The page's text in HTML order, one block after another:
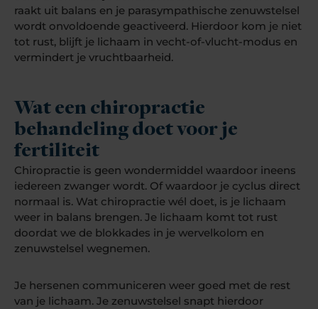
raakt uit balans en je parasympathische zenuwstelsel
wordt onvoldoende geactiveerd. Hierdoor kom je niet
tot rust, blijft je lichaam in vecht-of-vlucht-modus en
vermindert je vruchtbaarheid.
Wat een chiropractie
behandeling doet voor je
fertiliteit
Chiropractie is geen wondermiddel waardoor ineens
iedereen zwanger wordt. Of waardoor je cyclus direct
normaal is. Wat chiropractie wél doet, is je lichaam
weer in balans brengen. Je lichaam komt tot rust
doordat we de blokkades in je wervelkolom en
zenuwstelsel wegnemen.
Je hersenen communiceren weer goed met de rest
van je lichaam. Je zenuwstelsel snapt hierdoor